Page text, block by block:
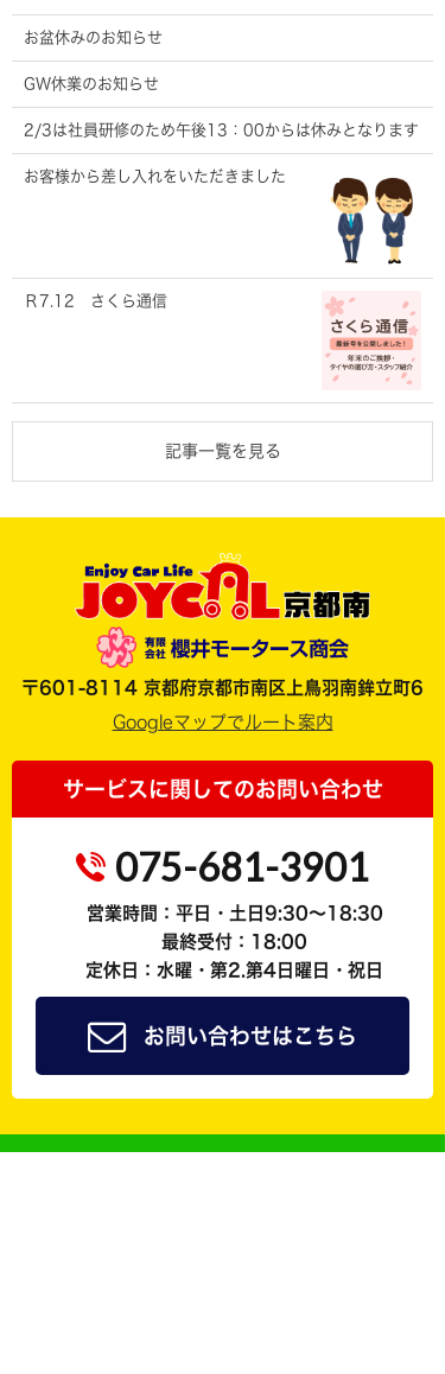
お盆休みのお知らせ
GW休業のお知らせ
2/3は社員研修のため午後13：00からは休みとなります
お客様から差し入れをいただきました
Ｒ7.12 さくら通信
記事一覧を見る
〒601-8114 京都府京都市南区上鳥羽南鉾立町6
Googleマップでルート案内
サービスに関してのお問い合わせ
075-681-3901
営業時間：平日・土日9:30～18:30
最終受付：18:00
定休日：水曜・第2.第4日曜日・祝日
お問い合わせはこちら